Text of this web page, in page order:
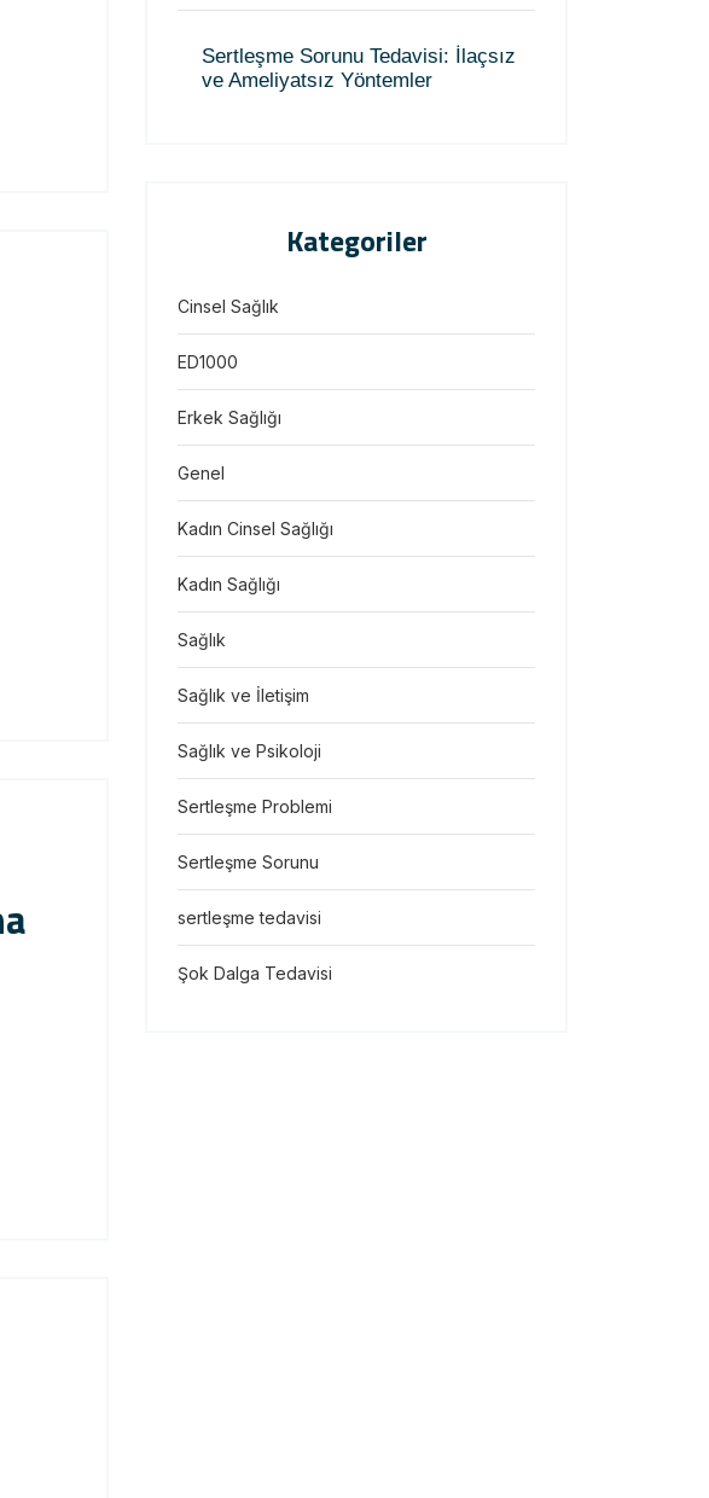
Sertleşme Sorunu Tedavisi: İlaçsız
ve Ameliyatsız Yöntemler
Kategoriler
Cinsel Sağlık
ED1000
Erkek Sağlığı
Genel
Kadın Cinsel Sağlığı
Kadın Sağlığı
Sağlık
Sağlık ve İletişim
Sağlık ve Psikoloji
Sertleşme Problemi
Sertleşme Sorunu
sertleşme tedavisi
Şok Dalga Tedavisi